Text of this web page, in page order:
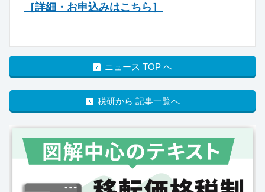
［詳細・お申込みはこちら］
ニュース TOP へ
税研から 記事一覧へ